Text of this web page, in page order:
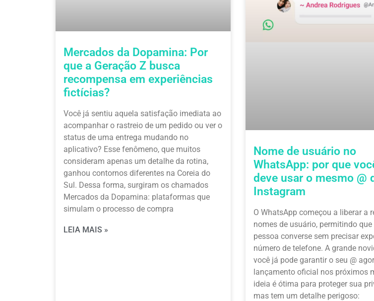
Mercados da Dopamina: Por
que a Geração Z busca
recompensa em experiências
fictícias?
Você já sentiu aquela satisfação imediata ao
acompanhar o rastreio de um pedido ou ver o
status de uma entrega mudando no
aplicativo? Esse fenômeno, que muitos
consideram apenas um detalhe da rotina,
ganhou contornos diferentes na Coreia do
Sul. Dessa forma, surgiram os chamados
Mercados da Dopamina: plataformas que
simulam o processo de compra
LEIA MAIS »
Nome de usuário no
WhatsApp: por que
deve usar o mesmo @
Instagram
O WhatsApp começou a liberar a
nomes de usuário, permitindo
pessoa converse sem precisar
número de telefone. A grande
você já pode garantir o seu @
lançamento oficial nos próximos
ideia é ótima para proteger sua
mas tem um detalhe perigoso: